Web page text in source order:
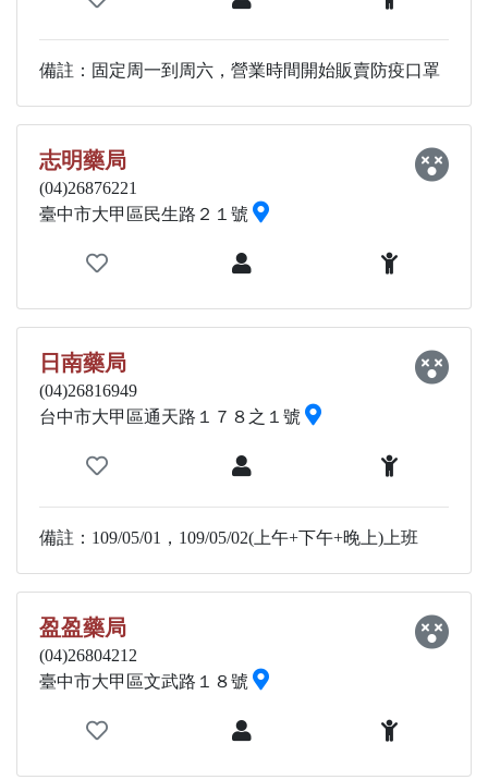
備註：固定周一到周六，營業時間開始販賣防疫口罩
志明藥局
(04)26876221
臺中市大甲區民生路２１號
日南藥局
(04)26816949
台中市大甲區通天路１７８之１號
備註：109/05/01，109/05/02(上午+下午+晚上)上班
盈盈藥局
(04)26804212
臺中市大甲區文武路１８號